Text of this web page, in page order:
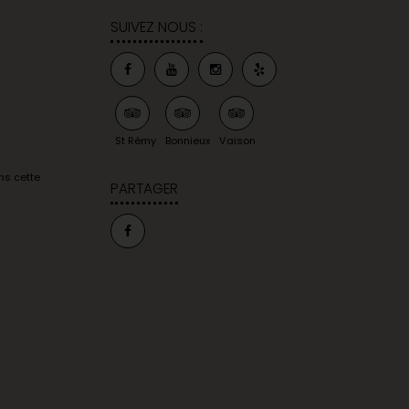
cette
SUIVEZ NOUS :
St Rémy Bonnieux Vaison
PARTAGER